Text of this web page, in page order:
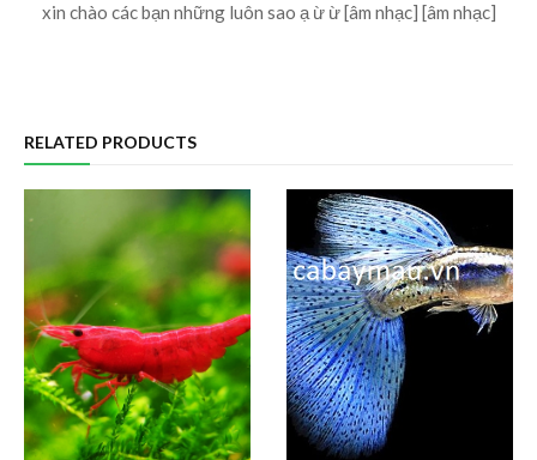
xin chào các bạn những luôn sao ạ ừ ừ [âm nhạc] [âm nhạc]
RELATED PRODUCTS